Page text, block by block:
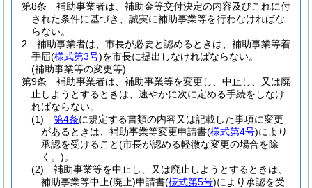
第8条
補助事業者は、補助金等交付決定の内容及びこれに付
された条件に基づき、誠実に補助事業等を行わなければな
らない。
2
補助事業者は、市長が必要と認めるときは、補助事業等着
手届(様式第3号)を市長に提出しなければならない。
(補助事業等の変更等)
第9条
補助事業者は、補助事業等を変更し、中止し、又は廃
止しようとするときは、速やかに次に定める手続をしなけ
ればならない。
(1)
第4条に規定する書類の内容又は記載した事項に変更
があるときは、補助事業等変更申請書(様式第4号)により
承認を受けること(市長が認める軽微な変更の場合を除
く。)。
(2)
補助事業等を中止し、又は廃止しようとするときは、
補助事業等中止(廃止)申請書(様式第5号)により承認を受